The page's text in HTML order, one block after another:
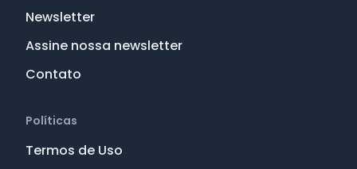
Newsletter
Assine nossa newsletter
Contato
Políticas
Termos de Uso